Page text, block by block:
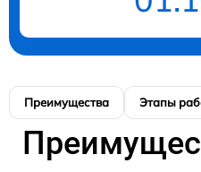
Преимущества Этапы